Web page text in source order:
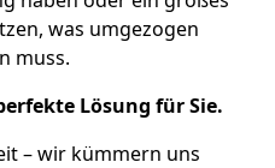
was umgezogen
muss.
Lösung für Sie.
– wir kümmern uns